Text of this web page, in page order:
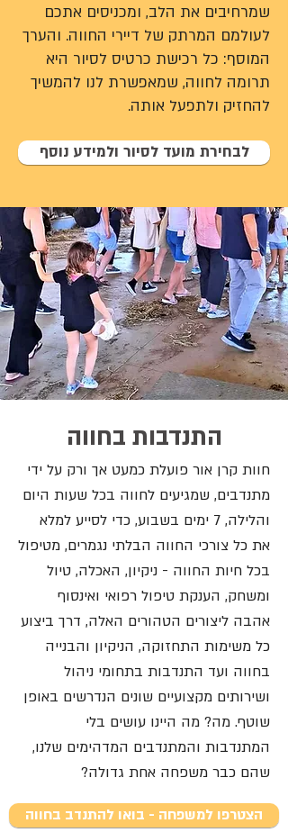
שמרחיבים את הלב, ומכניסים אתכם
לעולמם המרתק של דיירי החווה. והערך
המוסף: כל רכישת כרטיס לסיור היא
תרומה לחווה, שמאפשרת לנו להמשיך
להחזיק ולתפעל אותה.
לבחירת מועד לסיור ולמידע נוסף
התנדבות בחווה
חוות קרן אור פועלת כמעט אך ורק על ידי
מתנדבים, שמגיעים לחווה בכל שעות היום
והלילה, 7 ימים בשבוע, כדי לסייע למלא
את כל צורכי החווה הבלתי נגמרים, מטיפול
בכל חיות החווה - ניקיון, האכלה, טיול
ומשחק, הענקת טיפול רפואי ואינסוף
אהבה ליצורים הטהורים האלה, דרך ביצוע
כל משימות התחזוקה, הניקיון והבנייה
בחווה ועד התנדבות בתחומי ניהול
ושירותים מקצועיים שונים הנדרשים באופן
שוטף. מה? מה היינו עושים בלי
המתנדבות והמתנדבים המדהימים שלנו,
שהם כבר משפחה אחת גדולה?
הצטרפו למשפחה - בואו להתנדב בחווה